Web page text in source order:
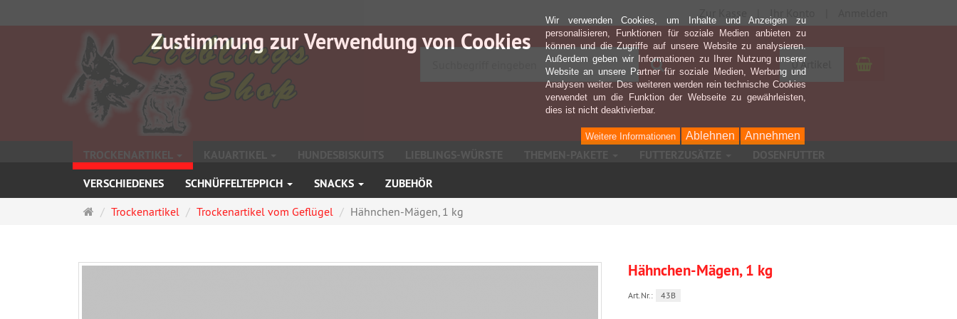
Zur Kasse Ihr Konto
Suchen 0 Artikel
VERSCHIEDENES
SCHNÜFFELTEPPICH SNACKS ZUBEHÖR
Startseite
Trockenartikel Trockenartikel vom Geflügel Hähnchen-Mägen, 1 kg
Hähnchen-Mägen, 1 kg
Art.Nr.: 43B
Zustimmung zur Verwendung von Cookies
Wir verwenden Cookies, um Inhalte und Anzeigen zu
personalisieren, Funktionen für soziale Medien anbieten zu
können und die Zugriffe auf unsere Website zu analysieren.
Außerdem geben wir Informationen zu Ihrer Nutzung unserer
Website an unsere Partner für soziale Medien, Werbung und
Analysen weiter. Des weiteren werden rein technische Cookies
verwendet um die Funktion der Webseite zu gewährleisten,
dies ist nicht deaktivierbar.
Annehmen
Ablehnen
Weitere Informationen